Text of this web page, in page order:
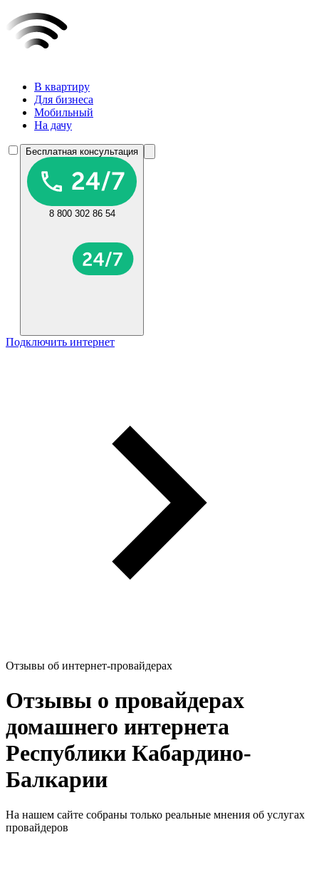
В квартиру
Для бизнеса
Мобильный
На дачу
Бесплатная консультация
8 800 302 86 54
Подключить интернет
Отзывы об интернет-провайдерах
Отзывы о провайдерах
домашнего интернета
Республики Кабардино-
Балкарии
На нашем сайте собраны только реальные мнения об услугах
провайдеров